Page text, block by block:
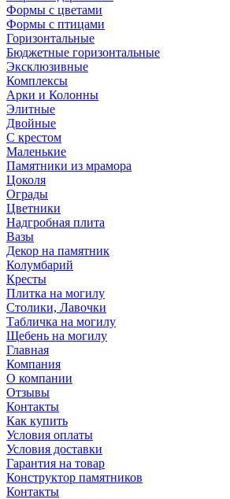
Формы с цветами
Формы с птицами
Горизонтальные
Бюджетные горизонтальные
Эксклюзивные
Комплексы
Арки и Колонны
Элитные
Двойные
С крестом
Маленькие
Памятники из мрамора
Цоколя
Ограды
Цветники
Надгробная плита
Вазы
Декор на памятник
Колумбарий
Кресты
Плитка на могилу
Столики, Лавочки
Табличка на могилу
Щебень на могилу
Главная
Компания
О компании
Отзывы
Контакты
Как купить
Условия оплаты
Условия доставки
Гарантия на товар
Конструктор памятников
Контакты